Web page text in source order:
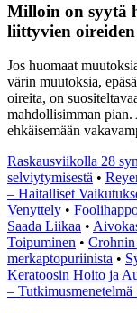
Milloin on syytä
liittyvien
Jos huomaat
värin muutoksia,
oireita, on
mahdollisimman
ehkäisemään
Raskausviikolla 28
selviytymisestä •
– Haitalliset
Venyttely •
Saada Liikaa •
Toipuminen •
merkaptopuriinista •
Keratoosin Hoito ja
–